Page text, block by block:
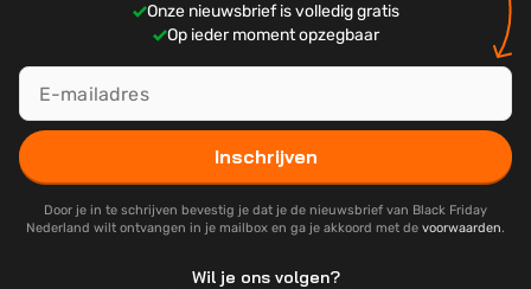
Onze nieuwsbrief is volledig gratis
Op ieder moment opzegbaar
Inschrijven
Door je in te schrijven bevestig je dat je de nieuwsbrief van Black Friday
Nederland wilt ontvangen in je mailbox en ga je akkoord met de voorwaarden.
Wil je ons volgen?